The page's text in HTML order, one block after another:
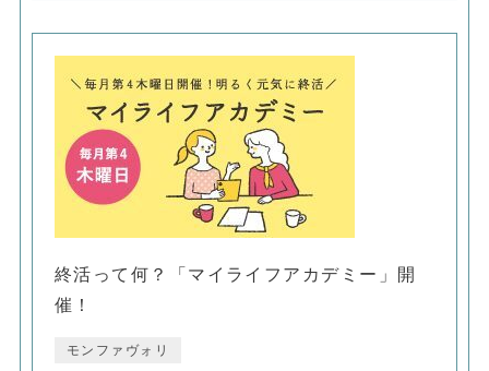
終活って何？「マイライフアカデミー」開
催！
モンファヴォリ